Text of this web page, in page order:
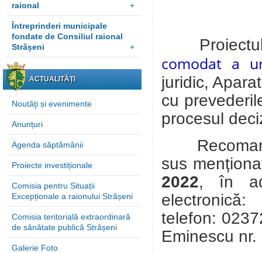
raional
+
Întreprinderi municipale
fondate de Consiliul raional
Strășeni
+
ACTUALITĂȚI
Noutăţi și evenimente
Anunțuri
Agenda săptămânii
Proiecte investiționale
Comisia pentru Situații
Excepționale a raionului Strășeni
Comisia teritorială extraordinară
de sănătate publică Strășeni
Galerie Foto
comodat a
juridic,
cu
procesul
sus
2022, în
electronică:
telefon:
Eminescu